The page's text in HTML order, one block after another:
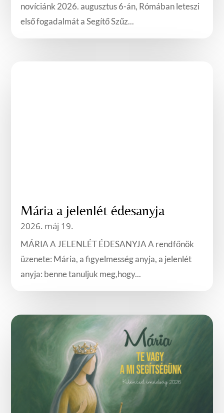
novíciánk 2026. augusztus 6-án, Rómában leteszi
első fogadalmát a Segítő Szűz...
Mária a jelenlét édesanyja
2026. máj 19.
MÁRIA A JELENLÉT ÉDESANYJA A rendfőnök
üzenete: Mária, a figyelmesség anyja, a jelenlét
anyja: benne tanuljuk meg,hogy...